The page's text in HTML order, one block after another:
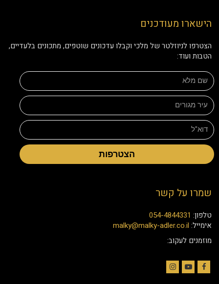
הישארו מעודכנים
הצטרפו לניוזלטר של מלכי וקבלו עדכונים שוטפים, מתכונים בלעדיים,
הטבות ועוד:
הצטרפות
שמרו על קשר
טלפון: 054-4844331
אימייל: malky@malky-adler.co.il
מוזמנים לעקוב: